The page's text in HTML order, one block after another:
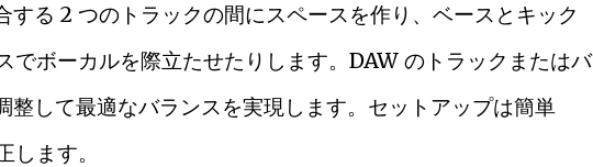
る 2 つのトラックの間にスペースを作り、ベースとキック
でボーカルを際立たせたりします。DAW のトラックまたはバ
して最適なバランスを実現します。セットアップは簡単
ます。